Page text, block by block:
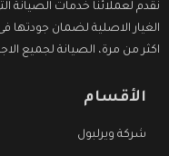
نقدم لعملائنا خدمات
الغيار الاصلية لضمان
اكثر من مرة، الصيانة لجميع
الأقسام
شركة ويرلبول